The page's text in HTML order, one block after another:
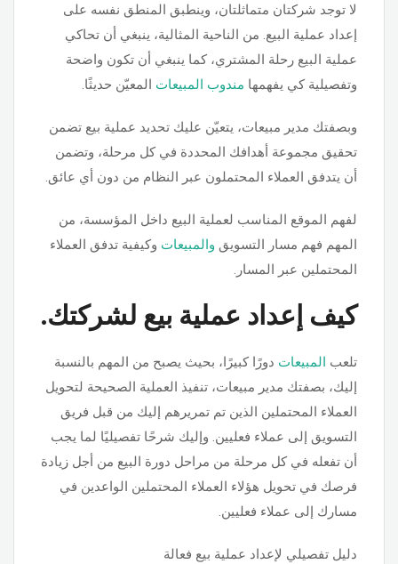
لا توجد شركتان متماثلتان، وينطبق المنطق نفسه على
إعداد عملية البيع. من الناحية المثالية، ينبغي أن تحاكي
عملية البيع رحلة المشتري، كما ينبغي أن تكون واضحة
وتفصيلية كي يفهمها مندوب المبيعات المعيّن حديثًا.
وبصفتك مدير مبيعات، يتعيّن عليك تحديد عملية بيع تضمن
تحقيق مجموعة أهدافك المحددة في كل مرحلة، وتضمن
أن يتدفق العملاء المحتملون عبر النظام من دون أي عائق.
لفهم الموقع المناسب لعملية البيع داخل المؤسسة، من
المهم فهم مسار التسويق والمبيعات وكيفية تدفق العملاء
المحتملين عبر المسار.
كيف إعداد عملية بيع لشركتك.
تلعب المبيعات دورًا كبيرًا، بحيث يصبح من المهم بالنسبة
إليك، بصفتك مدير مبيعات، تنفيذ العملية الصحيحة لتحويل
العملاء المحتملين الذين تم تمريرهم إليك من قبل فريق
التسويق إلى عملاء فعليين. وإليك شرحًا تفصيليًا لما يجب
أن تفعله في كل مرحلة من مراحل دورة البيع من أجل زيادة
فرصك في تحويل هؤلاء العملاء المحتملين الواعدين في
مسارك إلى عملاء فعليين.
دليل تفصيلي لإعداد عملية بيع فعالة